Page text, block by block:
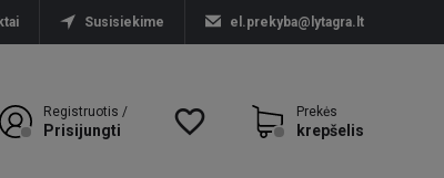
Susisiekime el.prekyba@lytagra.lt
Prekės
krepšelis
favorite_border
Registruotis /
Prisijungti